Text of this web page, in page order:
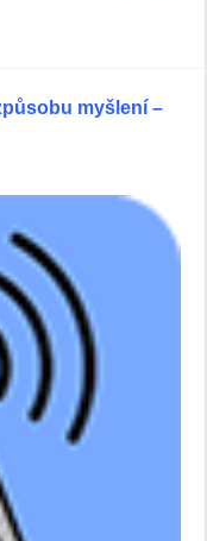
myšlení –